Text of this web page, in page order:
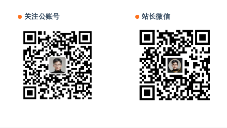
关注公账号 站长微信